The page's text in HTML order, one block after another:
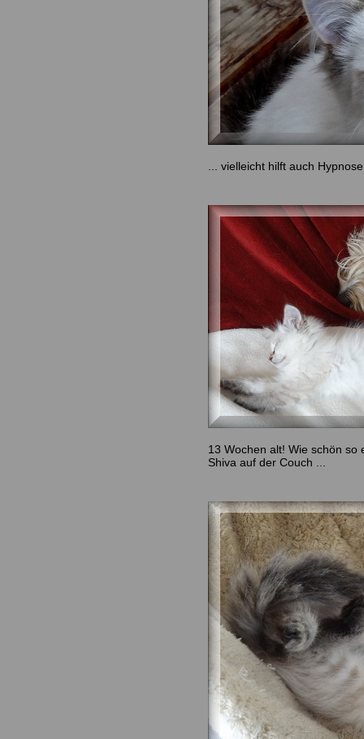
... vielleicht hilft auch
13 Wochen alt! Wie schön so
Shiva auf der Couch ...